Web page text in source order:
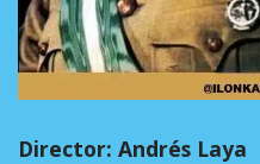
Director: Andrés Laya